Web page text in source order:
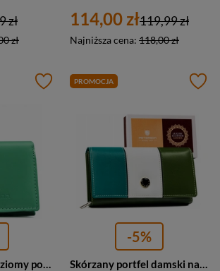
zł
zł 114,00 zł
Najniższa cena: 118,00 zł
119,99 zł
Mały skórzany poziomy portfel damski na zatrzask miętowy — Peterson RD-SWZX-86-MCL
PROMOCJA
-5%
Skórzany portfel damski na zatrzask kolorowy zielony — Peterson PTN RD-07-GCL-S